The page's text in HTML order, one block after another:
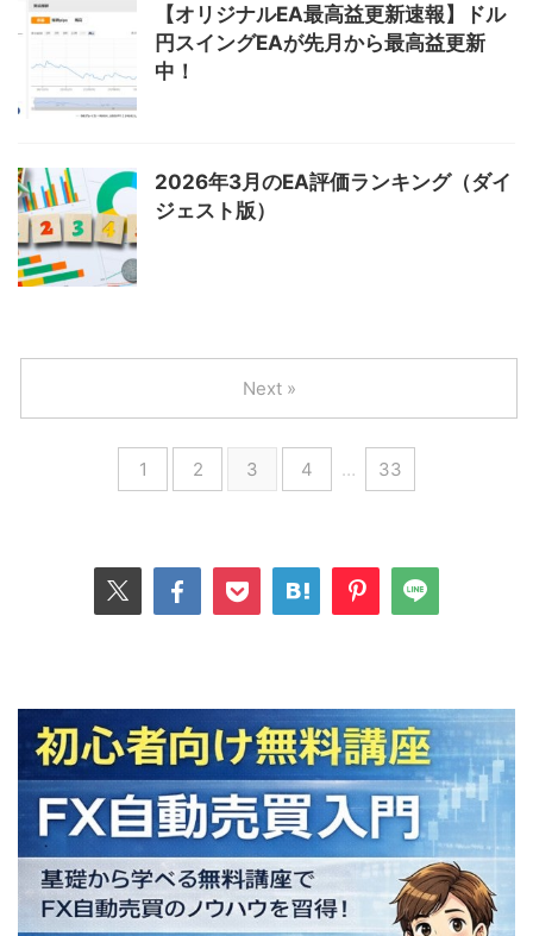
【オリジナルEA最高益更新速報】ドル
円スイングEAが先月から最高益更新
中！
2026年3月のEA評価ランキング（ダイ
ジェスト版）
1 2 3 4 … 33
Next »